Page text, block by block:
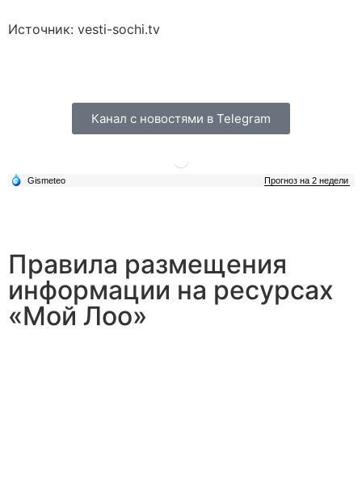
Источник: vesti-sochi.tv
Канал с новостями в Telegram
Правила размещения
информации на ресурсах
«Мой Лоо»